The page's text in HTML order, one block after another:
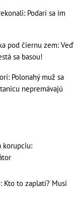
Podarí sa im
pod čiernu zem: Veď
sa basou!
Polonahý muž sa
nepremávajú
korupciu:
Kto to zaplatí? Musí